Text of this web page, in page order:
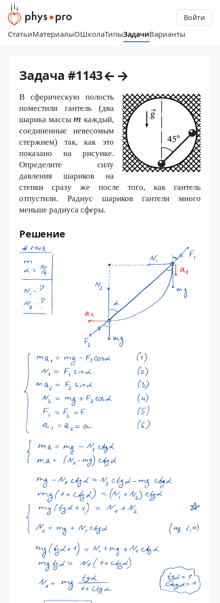
Войти
СтатьиМатериалыОШколаТипыЗадачиВарианты
Задача #1143←→
В сферическую полость
поместили гантель (два
шарика массы
каждый,
соединенные невесомым
стержнем) так, как это
показано на рисунке.
Определите силу
давления шариков на
стенки сразу же после того, как гантель
отпустили. Радиус шариков гантели много
меньше радиуса сферы.
Решение